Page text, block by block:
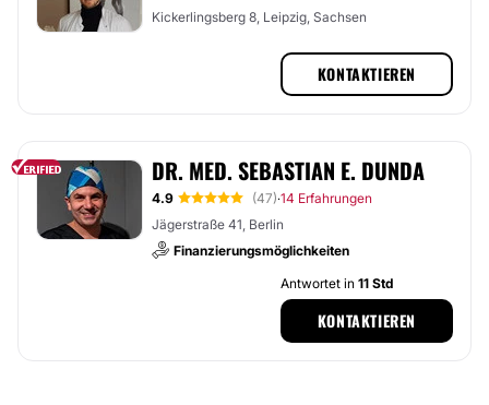
Kickerlingsberg 8, Leipzig, Sachsen
KONTAKTIEREN
DR. MED. SEBASTIAN E. DUNDA
4.9 (47)·14 Erfahrungen
Jägerstraße 41, Berlin
Finanzierungsmöglichkeiten
Antwortet in 11 Std
KONTAKTIEREN